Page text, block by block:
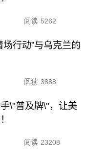
阅读 5262
场行动”与乌克兰的
阅读 3888
\"普及牌\"，让美
阅读 23208